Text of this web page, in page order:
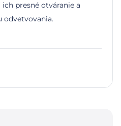
presné otváranie a
odvetvovania.